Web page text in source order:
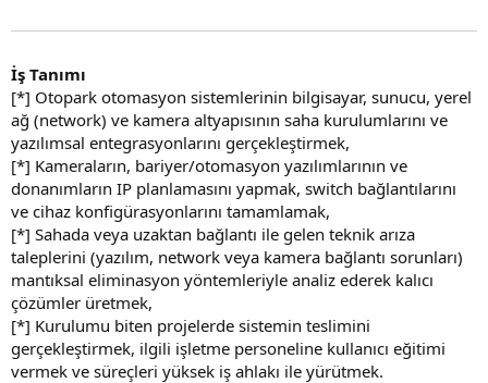
İş Tanımı
[*] Otopark otomasyon sistemlerinin bilgisayar, sunucu, yerel
ağ (network) ve kamera altyapısının saha kurulumlarını ve
yazılımsal entegrasyonlarını gerçekleştirmek,
[*] Kameraların, bariyer/otomasyon yazılımlarının ve
donanımların IP planlamasını yapmak, switch bağlantılarını
ve cihaz konfigürasyonlarını tamamlamak,
[*] Sahada veya uzaktan bağlantı ile gelen teknik arıza
taleplerini (yazılım, network veya kamera bağlantı sorunları)
mantıksal eliminasyon yöntemleriyle analiz ederek kalıcı
çözümler üretmek,
[*] Kurulumu biten projelerde sistemin teslimini
gerçekleştirmek, ilgili işletme personeline kullanıcı eğitimi
vermek ve süreçleri yüksek iş ahlakı ile yürütmek.